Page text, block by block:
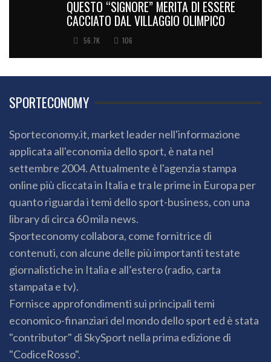
QUESTO “SIGNORE” MERITA DI ESSERE
CACCIATO DAL VILLAGGIO OLIMPICO
56.7K 106
SPORTECONOMY
Sporteconomy.it, market leader nell'informazione
applicata all'economia dello sport, è nata nel
settembre 2004. Attualmente è l'agenzia stampa
online più cliccata in Italia e tra le prime in Europa per
quanto riguarda i temi dello sport-business, con una
library di circa 60 mila news.
Sporteconomy collabora, come fornitrice di
contenuti, con alcune delle più importanti testate
giornalistiche in Italia e all’estero (radio, carta
stampata e tv).
Fornisce approfondimenti sui principali temi
economico-finanziari del mondo dello sport ed è stata
"contributor" di SkySport nella prima edizione di
"CodiceRosso".